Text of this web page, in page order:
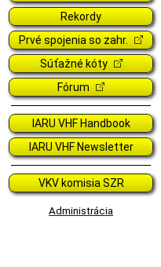
Rekordy
Prvé spojenia so zahr.
Súťažné kóty
Fórum
IARU VHF Handbook
IARU VHF Newsletter
VKV komisia SZR
Administrácia